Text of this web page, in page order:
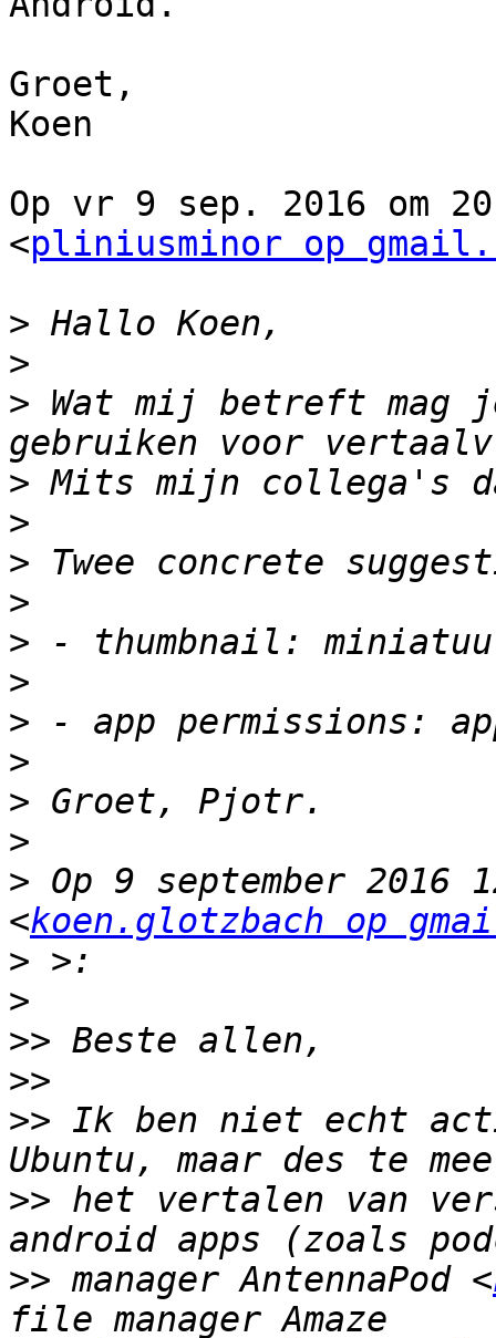
Groet,
Koen
Op vr 9 sep. 2016 om
<pliniusminor op
>
>
> Wat mij betreft mag
>
>
>
>
>
>
>
>
>
>
> Op 9 september 2016
<koen.glotzbach op
>
>
>>
>>
>> Ik ben niet echt
>> het vertalen van
>> manager AntennaPod <